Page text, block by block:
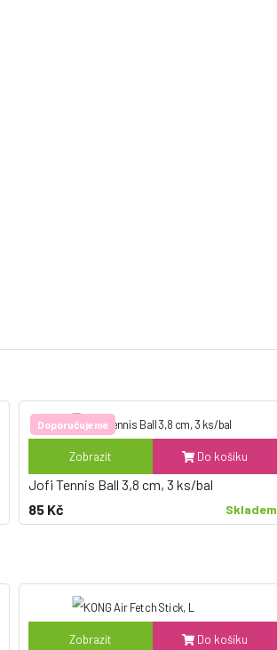
Doporučujeme
Zobrazit Do košíku
Jofi Tennis Ball 3,8 cm, 3 ks/bal
85 Kč
Skladem
Zobrazit Do košíku